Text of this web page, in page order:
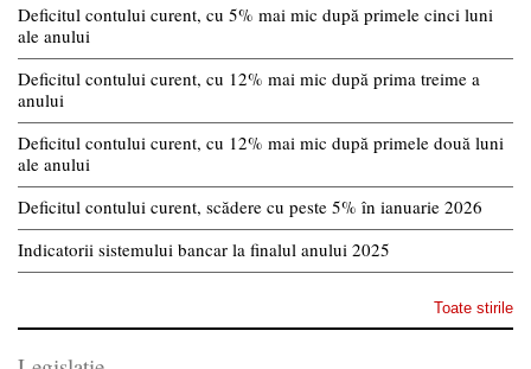
Deficitul contului curent, cu 5% mai mic după primele cinci luni
ale anului
Deficitul contului curent, cu 12% mai mic după prima treime a
anului
Deficitul contului curent, cu 12% mai mic după primele două luni
ale anului
Deficitul contului curent, scădere cu peste 5% în ianuarie 2026
Indicatorii sistemului bancar la finalul anului 2025
Toate stirile